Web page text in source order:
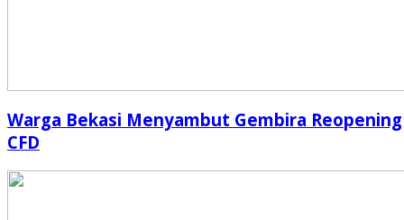
Warga Bekasi Menyambut Gembira Reopening
CFD